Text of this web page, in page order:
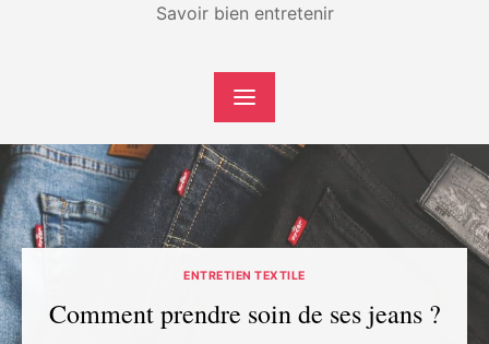
Savoir bien entretenir
ENTRETIEN TEXTILE
Comment prendre soin de ses jeans ?